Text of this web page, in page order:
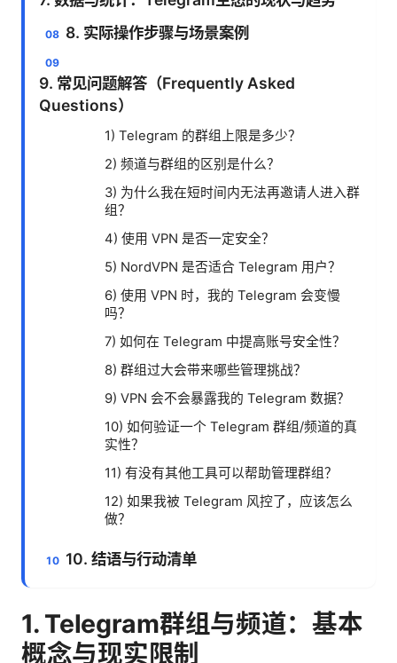
8. 实际操作步骤与场景案例
9. 常见问题解答（Frequently Asked
Questions）
1) Telegram 的群组上限是多少？
2) 频道与群组的区别是什么？
3) 为什么我在短时间内无法再邀请人进入群
组？
4) 使用 VPN 是否一定安全？
5) NordVPN 是否适合 Telegram 用户？
6) 使用 VPN 时，我的 Telegram 会变慢
吗？
7) 如何在 Telegram 中提高账号安全性？
8) 群组过大会带来哪些管理挑战？
9) VPN 会不会暴露我的 Telegram 数据？
10) 如何验证一个 Telegram 群组/频道的真
实性？
11) 有没有其他工具可以帮助管理群组？
12) 如果我被 Telegram 风控了，应该怎么
做？
10. 结语与行动清单
1. Telegram群组与频道：基本
概念与现实限制